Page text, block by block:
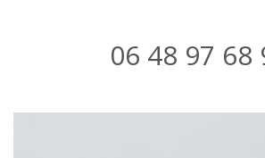
06 48 97 68